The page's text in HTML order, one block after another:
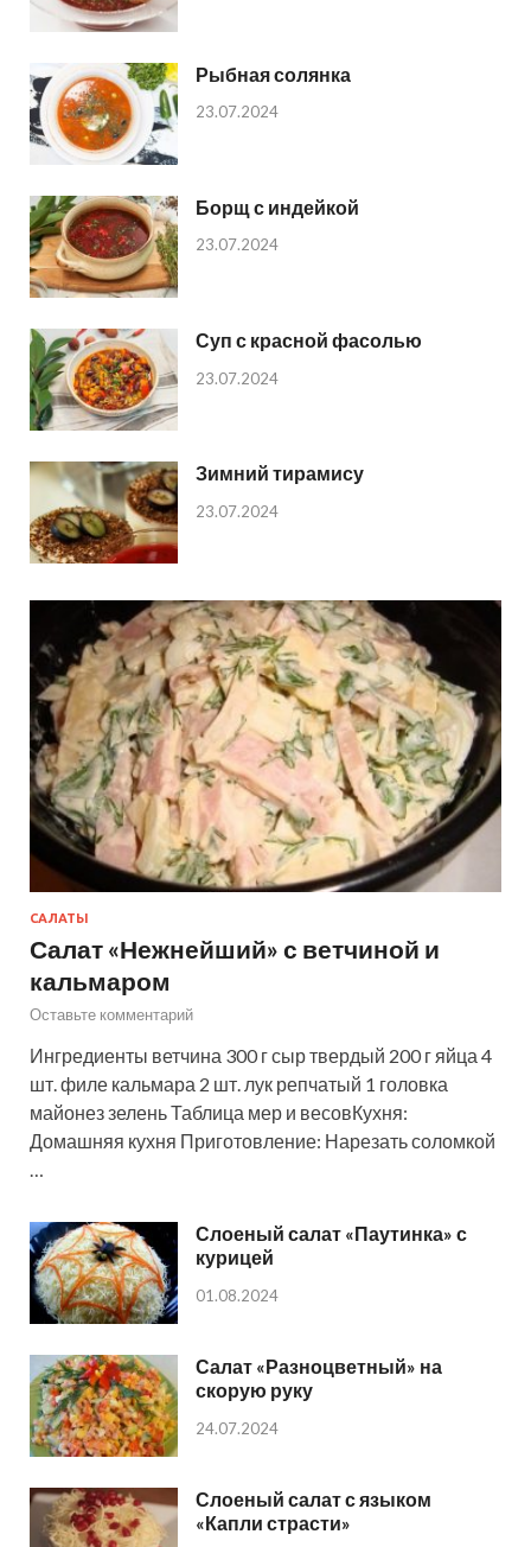
Рыбная солянка
23.07.2024
Борщ с индейкой
23.07.2024
Суп с красной фасолью
23.07.2024
Зимний тирамису
23.07.2024
САЛАТЫ
Салат «Нежнейший» с ветчиной и
кальмаром
Оставьте комментарий
Ингредиенты ветчина 300 г сыр твердый 200 г яйца 4
шт. филе кальмара 2 шт. лук репчатый 1 головка
майонез зелень Таблица мер и весовКухня:
Домашняя кухня Приготовление: Нарезать соломкой
…
Слоеный салат «Паутинка» с
курицей
01.08.2024
Салат «Разноцветный» на
скорую руку
24.07.2024
Слоеный салат с языком
«Капли страсти»